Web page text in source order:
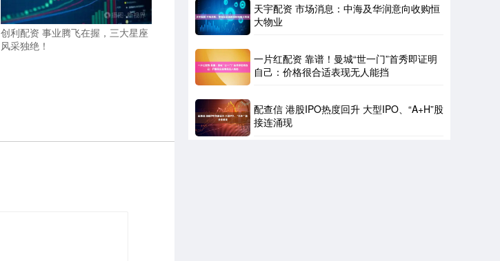
创利配资 事业腾飞在握，三大星座
风采独绝！
天宇配资 市场消息：中海及华润意向收购恒
大物业
一片红配资 靠谱！曼城“世一门”首秀即证明
自己：价格很合适表现无人能挡
配查信 港股IPO热度回升 大型IPO、“A+H”股
接连涌现